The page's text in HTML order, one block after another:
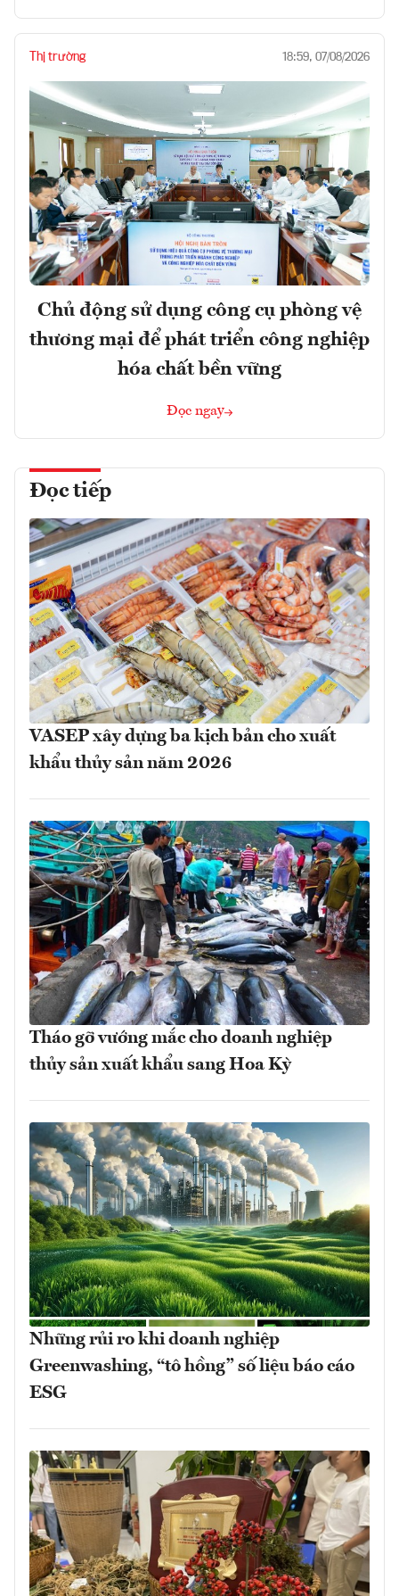
Thị trường 18:59, 07/08/2026
Chủ động sử dụng công cụ phòng vệ
thương mại để phát triển công nghiệp
hóa chất bền vững
Đọc ngay
Đọc tiếp
VASEP xây dựng ba kịch bản cho xuất
khẩu thủy sản năm 2026
Tháo gỡ vướng mắc cho doanh nghiệp
thủy sản xuất khẩu sang Hoa Kỳ
Những rủi ro khi doanh nghiệp
Greenwashing, “tô hồng” số liệu báo cáo
ESG